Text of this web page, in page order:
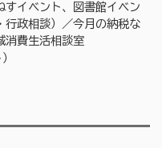
すイベント、図書館イベン
行政相談）／今月の納税な
消費生活相談室